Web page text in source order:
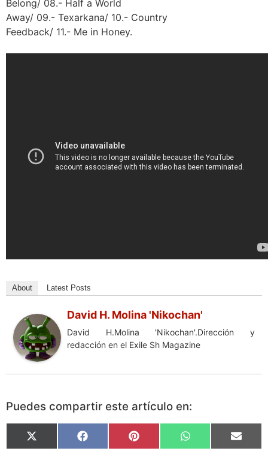
Belong/ 08.- Half a World
Away/ 09.- Texarkana/ 10.- Country
Feedback/ 11.- Me in Honey.
About Latest Posts
David H. Molina 'Nikochan'
David H.Molina 'Nikochan'.Dirección y
redacción en el Exile Sh Magazine
Puedes compartir este artículo en:
X
(Twitter)
Facebook Pinterest WhatsApp Email